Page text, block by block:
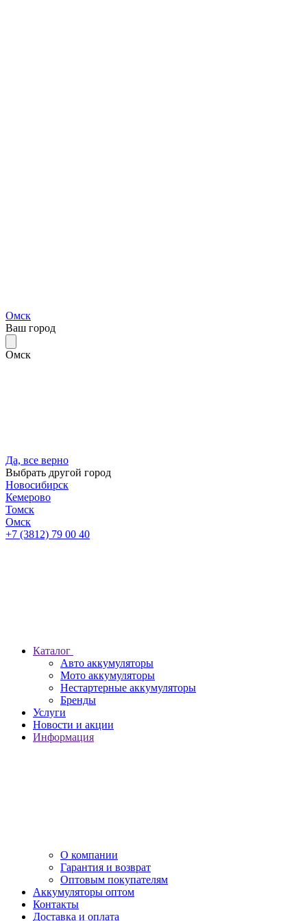
Омск
Ваш город
Омск
Да, все верно
Выбрать другой город
Новосибирск
Кемерово
Томск
Омск
+7 (3812) 79 00 40
Каталог
Авто аккумуляторы
Мото аккумуляторы
Нестартерные аккумуляторы
Бренды
Услуги
Новости и акции
Информация
О компании
Гарантия и возврат
Оптовым покупателям
Аккумуляторы оптом
Контакты
Доставка и оплата